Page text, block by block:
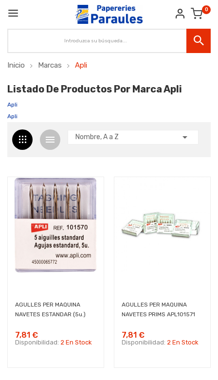
0
Inicio Marcas Apli
Listado De Productos Por Marca Apli
Apli
Apli
Nombre, A a Z 
AGULLES PER MAQUINA
NAVETES ESTANDAR (5u.)
7,81 €
Disponibilidad: 2 En Stock
AGULLES PER MAQUINA
NAVETES PRIMS APL101571
7,81 €
Disponibilidad: 2 En Stock